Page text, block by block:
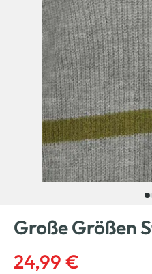
Große Größen
24,99 €